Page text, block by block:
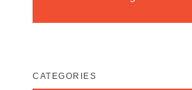
CATEGORIES